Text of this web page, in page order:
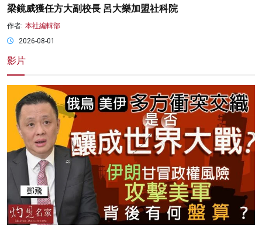
梁鏡威獲任方大副校長 呂大樂加盟社科院
作者: 本社編輯部
2026-08-01
影片